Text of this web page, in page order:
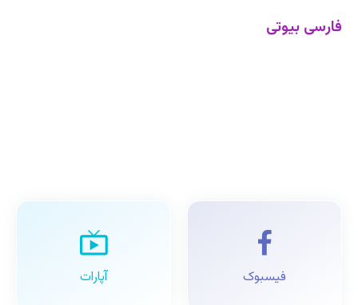
فارسی بیوتی
فیسبوک آپارات